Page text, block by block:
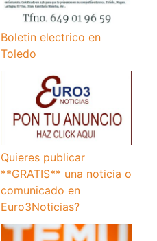
Boletin electrico en
Toledo
Quieres publicar
**GRATIS** una noticia o
comunicado en
Euro3Noticias?